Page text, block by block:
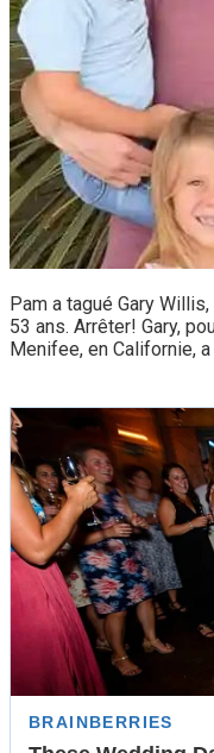
Pam a tagué Gary
53 ans. Arrêter! Gary,
Menifee, en Californie,